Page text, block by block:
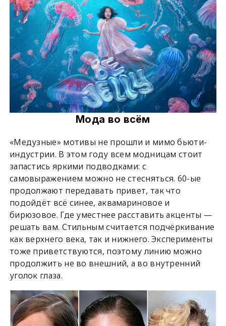
Мода во всём
«Медузные» мотивы не прошли и мимо бьюти-
индустрии. В этом году всем модницам стоит
запастись яркими подводками: с
самовыражением можно не стесняться. 60-ые
продолжают передавать привет, так что
подойдёт всё синее, аквамариновое и
бирюзовое. Где уместнее расставить акценты —
решать вам. Стильным считается подчёркивание
как верхнего века, так и нижнего. Эксперименты
тоже приветствуются, поэтому линию можно
продолжить не во внешний, а во внутренний
уголок глаза.